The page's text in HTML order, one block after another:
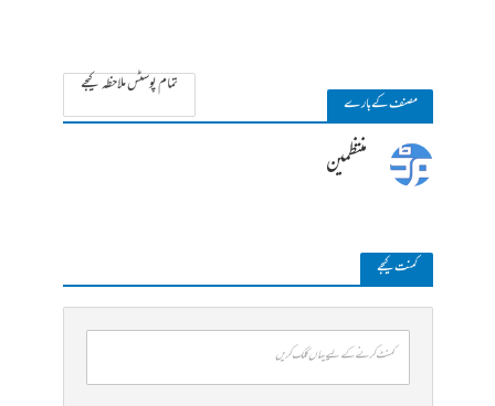
مصنف کے بارے
تمام پوسٹس ملاحظہ کیجے
منتظمین
کمنت کیجے
کمنٹ کرنے کے لیے یہاں کلک کریں